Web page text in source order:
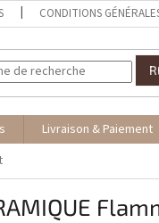
CONDITIONS
Livraison & Paiement